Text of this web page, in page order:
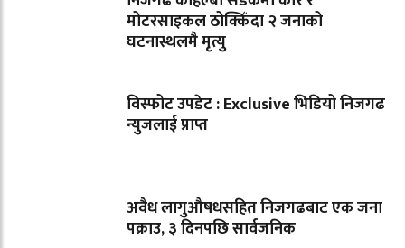
मोटरसाइकल ठोक्किँदा २ जनाको
घटनास्थलमै मृत्यु
विस्फोट उपडेट : Exclusive भिडियो निजगढ
न्युजलाई प्राप्त
अवैध लागुऔषधसहित निजगढबाट एक जना
पक्राउ, ३ दिनपछि सार्वजनिक